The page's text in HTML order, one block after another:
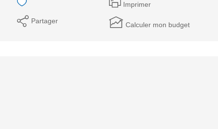
Imprimer
Partager Calculer mon budget